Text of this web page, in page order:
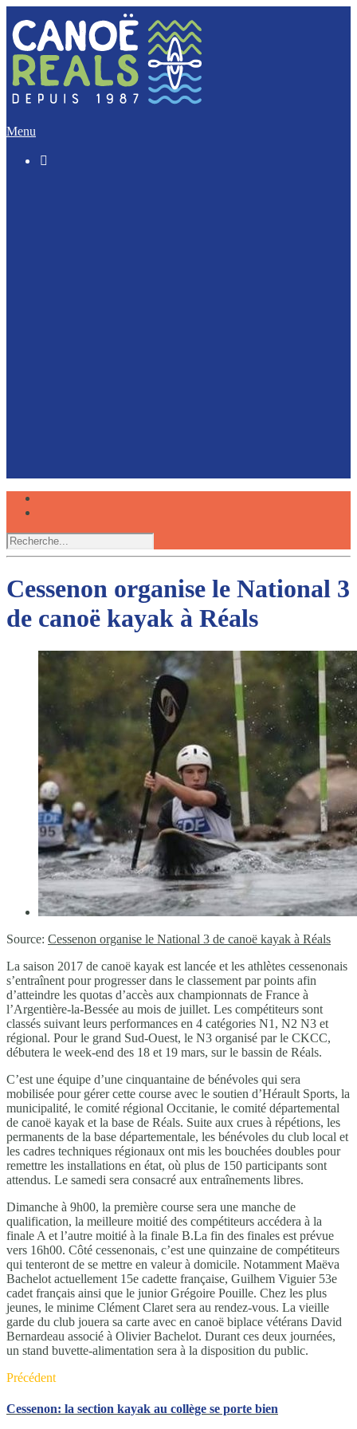
Menu

Cessenon organise le National 3
de canoë kayak à Réals
Source: Cessenon organise le National 3 de canoë kayak à Réals
La saison 2017 de canoë kayak est lancée et les athlètes cessenonais
s’entraînent pour progresser dans le classement par points afin
d’atteindre les quotas d’accès aux championnats de France à
l’Argentière-la-Bessée au mois de juillet. Les compétiteurs sont
classés suivant leurs performances en 4 catégories N1, N2 N3 et
régional. Pour le grand Sud-Ouest, le N3 organisé par le CKCC,
débutera le week-end des 18 et 19 mars, sur le bassin de Réals.
C’est une équipe d’une cinquantaine de bénévoles qui sera
mobilisée pour gérer cette course avec le soutien d’Hérault Sports, la
municipalité, le comité régional Occitanie, le comité départemental
de canoë kayak et la base de Réals. Suite aux crues à répétions, les
permanents de la base départementale, les bénévoles du club local et
les cadres techniques régionaux ont mis les bouchées doubles pour
remettre les installations en état, où plus de 150 participants sont
attendus. Le samedi sera consacré aux entraînements libres.
Dimanche à 9h00, la première course sera une manche de
qualification, la meilleure moitié des compétiteurs accédera à la
finale A et l’autre moitié à la finale B.La fin des finales est prévue
vers 16h00. Côté cessenonais, c’est une quinzaine de compétiteurs
qui tenteront de se mettre en valeur à domicile. Notamment Maëva
Bachelot actuellement 15e cadette française, Guilhem Viguier 53e
cadet français ainsi que le junior Grégoire Pouille. Chez les plus
jeunes, le minime Clément Claret sera au rendez-vous. La vieille
garde du club jouera sa carte avec en canoë biplace vétérans David
Bernardeau associé à Olivier Bachelot. Durant ces deux journées,
un stand buvette-alimentation sera à la disposition du public.
Précédent
Cessenon: la section kayak au collège se porte bien